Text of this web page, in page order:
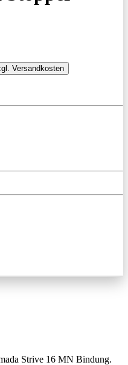
Versandkosten
Strive 16 MN Bindung.